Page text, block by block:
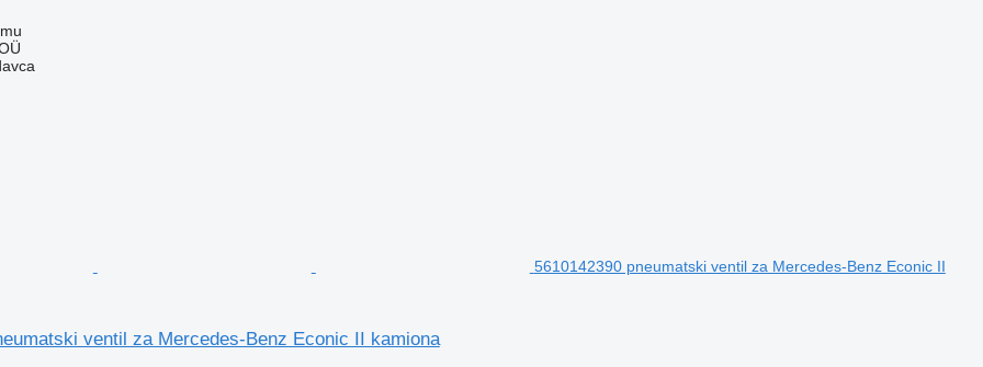
5610142390 pneumatski ventil za Mercedes-Benz Econic II
ventil za Mercedes-Benz Econic II kamiona